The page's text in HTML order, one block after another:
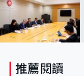
推薦閱讀